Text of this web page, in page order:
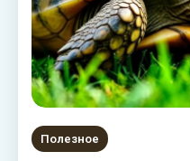
Полезное